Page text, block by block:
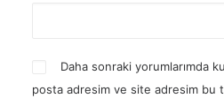
Daha sonraki yorumlarımda
posta adresim ve site adresim bu